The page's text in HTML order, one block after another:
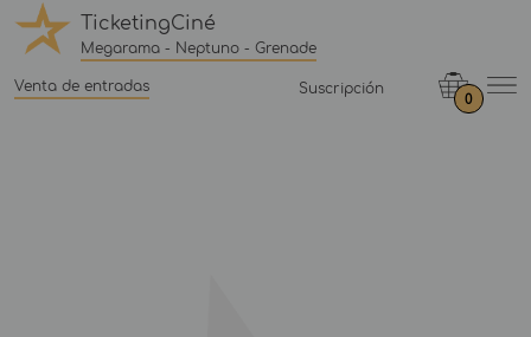
TicketingCiné
Megarama - Neptuno - Grenade
Venta de entradas Suscripción
0